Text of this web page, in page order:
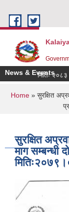
News & Events
सूचना मितिः
You are
Home» सुरक्षित
सुरक्षित
माग सम्बन्धी